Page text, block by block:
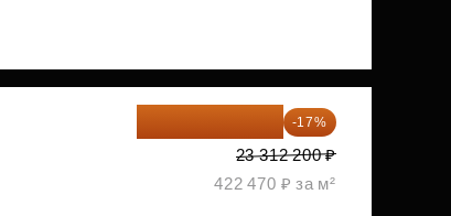
-17%
23 312 200 ₽
422 470 ₽ за м²